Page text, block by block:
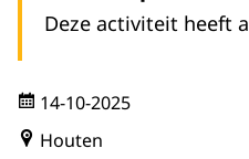
Deze activiteit heeft
14-10-2025
Houten